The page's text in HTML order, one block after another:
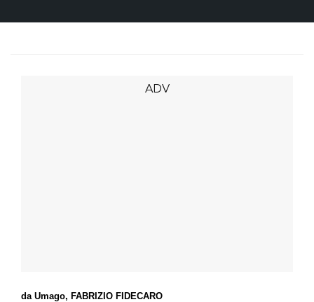
da Umago, FABRIZIO FIDECARO